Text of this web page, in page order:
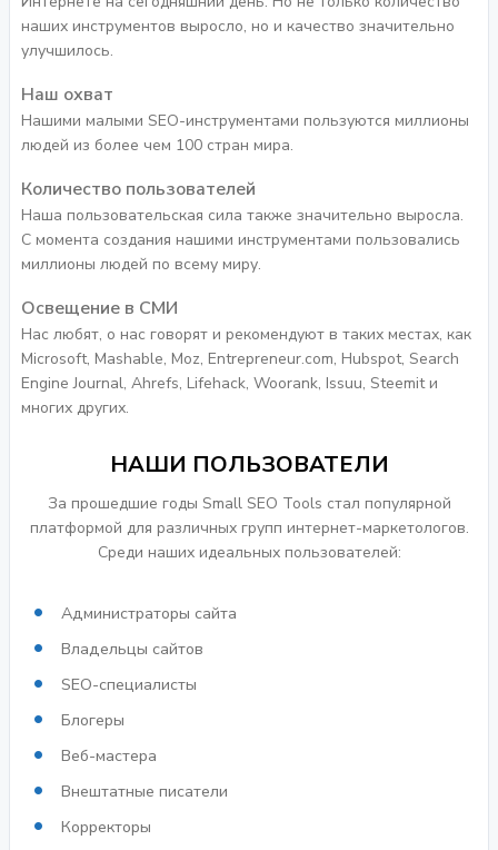
наших инструментов выросло, но и качество значительно
улучшилось.
Наш охват
Нашими малыми SEO-инструментами пользуются миллионы
людей из более чем 100 стран мира.
Количество пользователей
Наша пользовательская сила также значительно выросла.
С момента создания нашими инструментами пользовались
миллионы людей по всему миру.
Освещение в СМИ
Нас любят, о нас говорят и рекомендуют в таких местах, как
Microsoft, Mashable, Moz, Entrepreneur.com, Hubspot, Search
Engine Journal, Ahrefs, Lifehack, Woorank, Issuu, Steemit и
многих других.
НАШИ ПОЛЬЗОВАТЕЛИ
За прошедшие годы Small SEO Tools стал популярной
платформой для различных групп интернет-маркетологов.
Среди наших идеальных пользователей:
Администраторы сайта
Владельцы сайтов
SEO-специалисты
Блогеры
Веб-мастера
Внештатные писатели
Корректоры